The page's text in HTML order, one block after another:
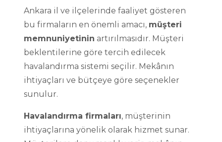
Ankara il ve ilçelerinde faaliyet gösteren
bu firmaların en önemli amacı, müşteri
memnuniyetinin artırılmasıdır. Müşteri
beklentilerine göre tercih edilecek
havalandırma sistemi seçilir. Mekânın
ihtiyaçları ve bütçeye göre seçenekler
sunulur.
Havalandırma firmaları, müşterinin
ihtiyaçlarına yönelik olarak hizmet sunar.